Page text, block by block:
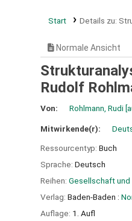
Start Details zu:
Normale Ansicht
Rudolf
Von: Rohlmann, Rudi
Mitwirkende(r):
Ressourcentyp: Buch
Sprache: Deutsch
Reihen: Gesellschaft und
Verlag: Baden-Baden :
Auflage: 1. Aufl